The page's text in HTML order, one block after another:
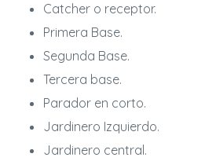
Catcher o receptor.
Primera Base.
Segunda Base.
Tercera base.
Parador en corto.
Jardinero Izquierdo.
Jardinero central.